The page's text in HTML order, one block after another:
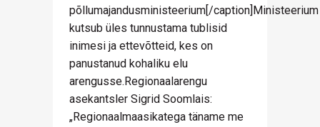
põllumajandusministeerium[/caption]Ministeerium
kutsub üles tunnustama tublisid
inimesi ja ettevõtteid, kes on
panustanud kohaliku elu
arengusse.Regionaalarengu
asekantsler Sigrid Soomlais:
„Regionaalmaasikatega täname me